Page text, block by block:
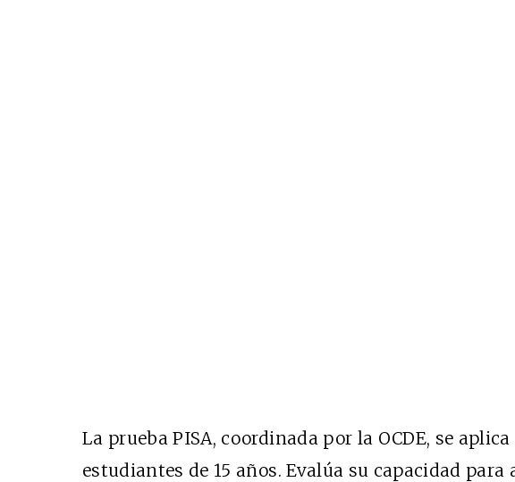
La prueba PISA, coordinada por la OCDE, se
estudiantes de 15 años. Evalúa su capacidad para